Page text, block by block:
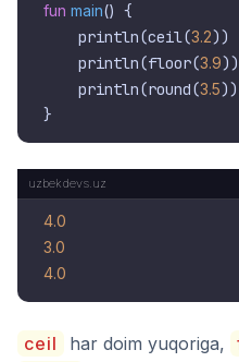
fun main() {
    println(ceil(
3.2
    println(floor(
3.9
    println(round(
3.5
4.0
3.0
4.0
ceil har doim yuqoriga,